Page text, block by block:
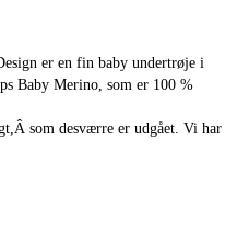
er en fin baby undertrøje i
Baby Merino, som er 100 %
som desværre er udgået. Vi har